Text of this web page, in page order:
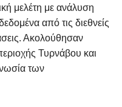
μελέτη με ανάλυση
από τις διεθνείς
Ακολούθησαν
Τυρνάβου και
των